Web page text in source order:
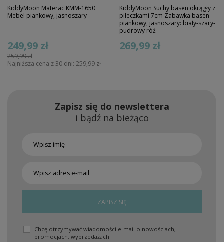
KiddyMoon Materac KMM-1650
Mebel piankowy, jasnoszary
259,99 zł
249,99 zł
Najniższa cena z 30 dni: 259,99 zł
KiddyMoon Suchy basen okrągły z
piłeczkami 7cm Zabawka basen
piankowy, jasnoszary: biały-szary-
pudrowy róż
269,99 zł
Zapisz się do newslettera
i bądź na bieżąco
ZAPISZ SIĘ
Chcę otrzymywać wiadomości e-mail o nowościach,
promocjach, wyprzedażach.